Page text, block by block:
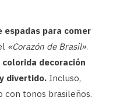
para comer
«Corazón de Brasil».
colorida decoración
divertido. Incluso,
con tonos brasileños.